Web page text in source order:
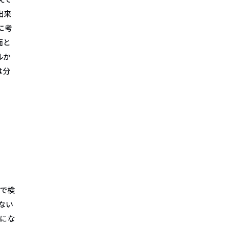
来
考
と
か
分
検
い
な